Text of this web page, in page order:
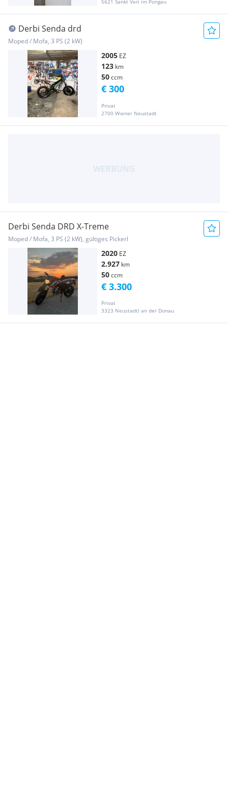
5621 Sankt Veit im Pongau
Derbi Senda drd
Moped / Mofa, 3 PS (2 kW)
2005 EZ
123 km
50ccm
Privat
2700 Wiener Neustadt
€ 300
Derbi Senda DRD X-Treme
Moped / Mofa, 3 PS (2 kW), gültiges Pickerl
2020 EZ
2.927 km
50ccm
Privat
3323 Neustadtl an der Donau
€ 3.300